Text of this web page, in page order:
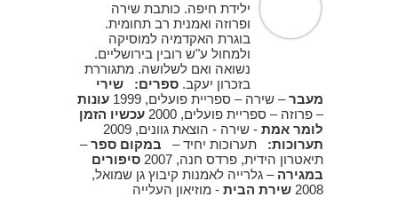
ילידת חיפה. כותבת שירה
ופרוזה ואמנית רב תחומית.
בוגרת האקדמיה למוסיקה
ולמחול ע"ש רובין בירושליים.
נשואה ואם לשלושה. מתגוררת
בזכרון יעקב. ספרים:
שירי
מעבר– שירה – ספריית פועלים, 1999
עונות
– פרוזה – ספריית פועלים, 2000
עכשיו הזמן
לומר אמת - שירה - הוצאת גוונים, 2009
תערוכות: תערוכות יחיד – במקום ספר–
תיאטרון הידית, פרדס חנה, 2007
סיפורים
במגירה – גלרייה לאמנות קיבוץ גן שמואל,
2008 שירת הבית - מוזיאון העלייה